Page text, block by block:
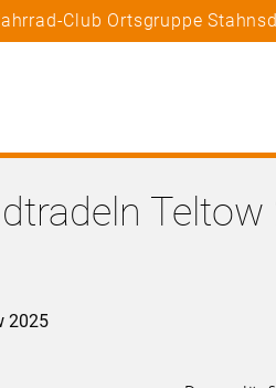
Club Ortsgruppe
Teltow
2025